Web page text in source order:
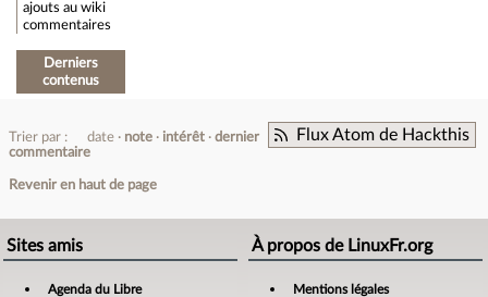
ajouts au wiki
commentaires
Derniers
contenus
Flux Atom de Hackthis
Trier par : date note intérêt
dernier
commentaire
Revenir en haut de page
Sites amis
Agenda du Libre
À propos de LinuxFr.org
Mentions légales